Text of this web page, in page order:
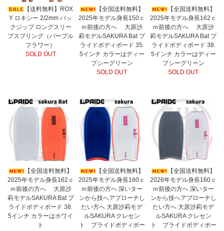
【送料無料】ROX
Y ロキシー 2/2mm バッ
クジップ ロングスリー
ブスプリング（パープル
フラワー）
SOLD OUT
【全国送料無料】
2025年モデル身長150ｃ
ｍ前後の方へ 大原沙
莉モデルSAKURA Bat プ
ライドボディボード 35.
5インチ カラーはディー
プシーグリーン
SOLD OUT
【全国送料無料】
2025年モデル身長162ｃ
ｍ前後の方へ 大原沙
莉モデルSAKURA Bat プ
ライドボディボード 38.
5インチ カラーはディー
プシーグリーン
SOLD OUT
【全国送料無料】
2025年モデル身長162ｃ
ｍ前後の方へ 大原沙
莉モデルSAKURA Bat プ
ライドボディボード 38.
5インチ カラーはホワイ
ト
【全国送料無料】
2025年モデル身長160ｃ
ｍ前後の方へ 深いター
ンから技へアプローチし
たい方へ 大原沙莉モデ
ルSAKURA クレセン
ト プライドボディボー
【全国送料無料】
2026年モデル身長160ｃ
ｍ前後の方へ 深いター
ンから技へアプローチし
たい方へ 大原沙莉モデ
ルSAKURA クレセン
ト プライドボディボー